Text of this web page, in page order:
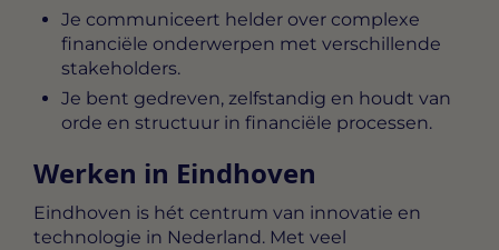
Je communiceert helder over complexe
financiële onderwerpen met verschillende
stakeholders.
Je bent gedreven, zelfstandig en houdt van
orde en structuur in financiële processen.
Werken in Eindhoven
Eindhoven is hét centrum van innovatie en
technologie in Nederland. Met veel